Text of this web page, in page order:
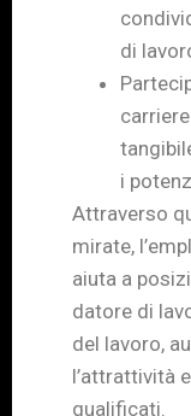
di
i
Attraverso
mirate,
aiuta a
datore di
del lavoro,
l’attrattività
qualificati.